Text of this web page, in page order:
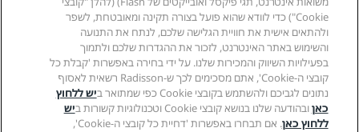
קריירות ב-EHL
The Club by RHG
הזדמנויות פיתוח
עסק אחראי
רכש
תנאים והתניות של Radisson Rewards
הסכם שימוש באתר
נגישות דיגיטלית
הצהרת עבדות מודרנית
התראות לצרכנים
איש קשר
שאלות נפוצות
מפת אתר
מדיה חברתית
מותגים של Radisson Hotels
Cookie") כדי לוודא שהוא פועל בצורה תקינה ומאובטחת, לשפר
ולהתאים אישית את חוויית הגלישה שלכם, לנתח את התנועה
והשימוש באתר האינטרנט, לזכור את ההגדרות שלכם ולתמוך
בפעילויות השיווק והמכירות שלנו. על ידי בחירה באפשרות 'קבלת כל
קובצי ה-Cookie', אתם מסכימים לכך ש-Radisson רשאית לאסוף
נתונים לגביכם ולהשתמש בקובצי Cookie כפי שמתואר ב
יש ללחוץ
כאןובהודעה שלנו בנושא קובצי Cookie וטכנולוגיות קשורות ב
יש
ללחוץ כאן
. אם תבחרו באפשרות 'דחיית כל קובצי ה-Cookie',